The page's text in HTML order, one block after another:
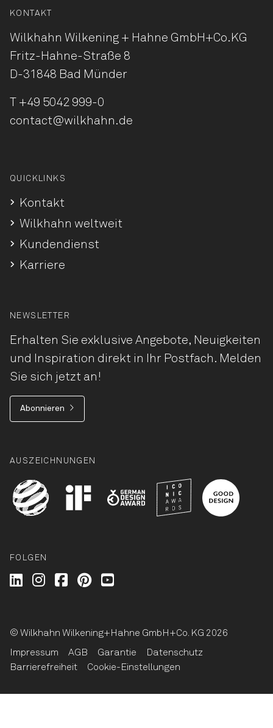
KONTAKT
Wilkhahn Wilkening + Hahne GmbH+Co.KG
Fritz-Hahne-Straße 8
D-31848 Bad Münder
+49 5042 999-0
contact@wilkhahn.de
QUICKLINKS
Kontakt
Wilkhahn weltweit
Kundendienst
Karriere
NEWSLETTER
Erhalten Sie exklusive Angebote, Neuigkeiten
und Inspiration direkt in Ihr Postfach. Melden
Sie sich jetzt an!
Abonnieren
AUSZEICHNUNGEN
FOLGEN
Wilkhahn @ LinkedIn
Wilkhahn @ Instagram
Wilkhahn @ Facebook
Wilkhahn @ Pinterest
© Wilkhahn Wilkening+Hahne GmbH+Co. KG 2026
Impressum
AGB Garantie
Datenschutz
Barrierefreiheit
Cookie-Einstellungen